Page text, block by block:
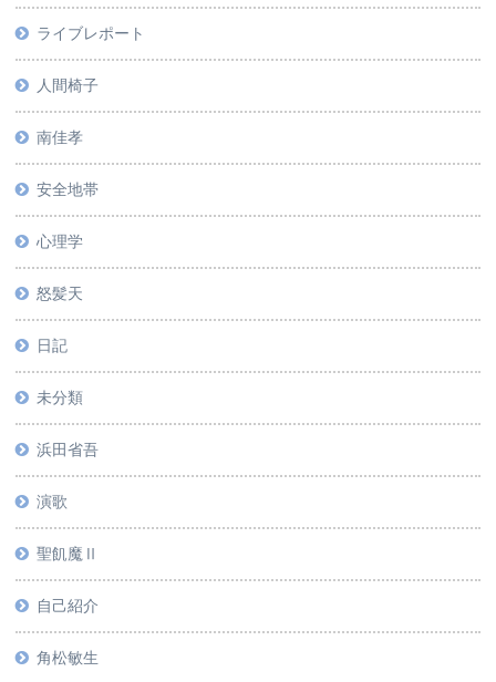
ライブレポート
人間椅子
南佳孝
安全地帯
心理学
怒髪天
日記
未分類
浜田省吾
演歌
聖飢魔Ⅱ
自己紹介
角松敏生